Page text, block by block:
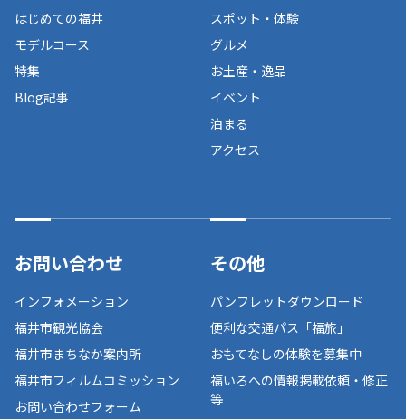
はじめての福井
モデルコース
特集
Blog記事
スポット・体験
グルメ
お土産・逸品
イベント
泊まる
アクセス
お問い合わせ
インフォメーション
福井市観光協会
福井市まちなか案内所
福井市フィルムコミッション
お問い合わせフォーム
その他
パンフレットダウンロード
便利な交通パス「福旅」
おもてなしの体験を募集中
福いろへの情報掲載依頼・修正
等